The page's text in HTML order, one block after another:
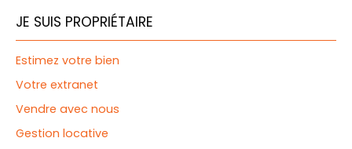
JE SUIS PROPRIÉTAIRE
Estimez votre bien
Votre extranet
Vendre avec nous
Gestion locative